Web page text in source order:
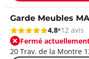
Garde Meubles
4,8 12 avis
Fermé
20 Trav. de la Montre